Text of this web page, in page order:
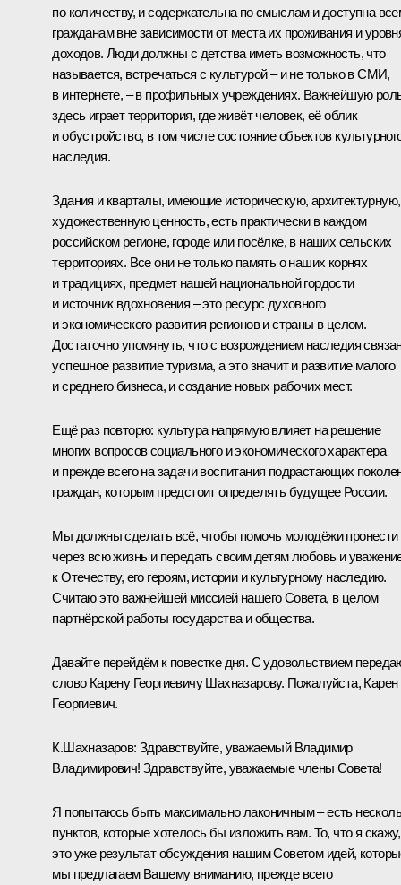
по количеству, и содержательна по смыслам и доступна
гражданам вне зависимости от места их проживания и
доходов. Люди должны с детства иметь возможность, что
называется, встречаться с культурой – и не только в СМИ,
в интернете, – в профильных учреждениях. Важнейшую
здесь играет территория, где живёт человек, её облик
и обустройство, в том числе состояние объектов
наследия.
Здания и кварталы, имеющие историческую, архитектурную,
художественную ценность, есть практически в каждом
российском регионе, городе или посёлке, в наших сельских
территориях. Все они не только память о наших корнях
и традициях, предмет нашей национальной гордости
и источник вдохновения – это ресурс духовного
и экономического развития регионов и страны в целом.
Достаточно упомянуть, что с возрождением наследия
успешное развитие туризма, а это значит и развитие малого
и среднего бизнеса, и создание новых рабочих мест.
Ещё раз повторю: культура напрямую влияет на решение
многих вопросов социального и экономического характера
и прежде всего на задачи воспитания подрастающих
граждан, которым предстоит определять будущее России.
Мы должны сделать всё, чтобы помочь молодёжи пронести
через всю жизнь и передать своим детям любовь и
к Отечеству, его героям, истории и культурному наследию.
Считаю это важнейшей миссией нашего Совета, в целом
партнёрской работы государства и общества.
Давайте перейдём к повестке дня. С удовольствием
слово Карену Георгиевичу Шахназарову. Пожалуйста, Карен
Георгиевич.
К.Шахназаров: Здравствуйте, уважаемый Владимир
Владимирович! Здравствуйте, уважаемые члены Совета!
Я попытаюсь быть максимально лаконичным – есть
пунктов, которые хотелось бы изложить вам. То, что я скажу,
это уже результат обсуждения нашим Советом идей,
мы предлагаем Вашему вниманию, прежде всего